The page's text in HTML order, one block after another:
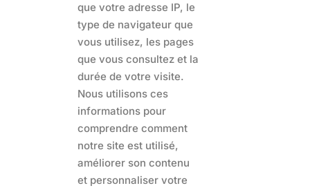
que votre adresse IP, le
type de navigateur que
vous utilisez, les pages
que vous consultez et la
durée de votre visite.
Nous utilisons ces
informations pour
comprendre comment
notre site est utilisé,
améliorer son contenu
et personnaliser votre